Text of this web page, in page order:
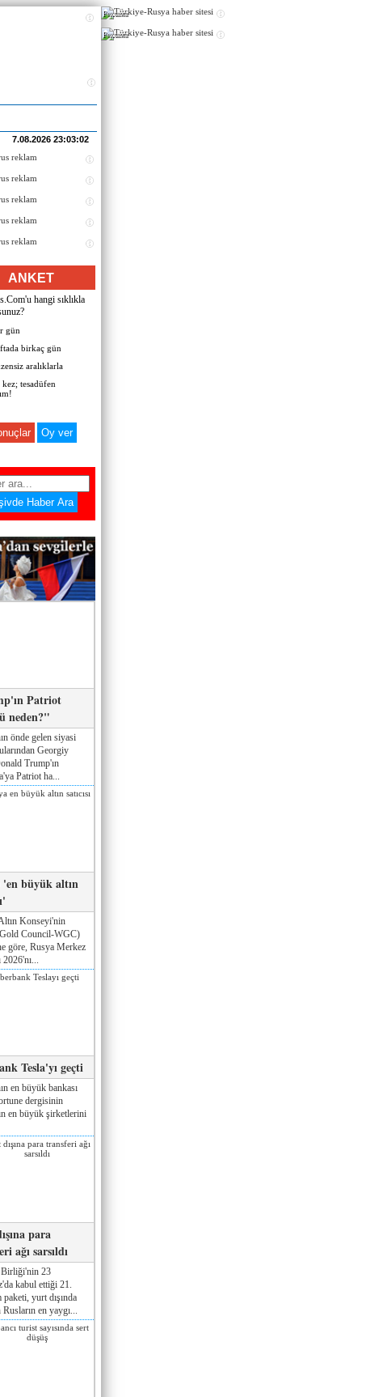
7.08.2026 23:03:02
ANKET
hangi sıklıkla
gün
birkaç gün
aralıklarla
tesadüfen
Patriot
neden?"
önde gelen siyasi
Georgiy
Trump'ın
Patriot ha...
'en büyük altın
Konseyi'nin
Council-WGC)
göre, Rusya Merkez
2026'nı...
Tesla'yı geçti
en büyük bankası
dergisinin
en büyük şirketlerini
para
ağı sarsıldı
23
kabul ettiği 21.
paketi, yurt dışında
Rusların en yaygı...
Реклама
Реклама